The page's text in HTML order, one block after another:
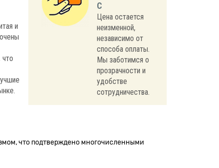
и
что
С
Цена остается
неизменной,
независимо от
способа оплаты.
Мы заботимся о
прозрачности и
удобстве
сотрудничества.
что подтверждено многочисленными